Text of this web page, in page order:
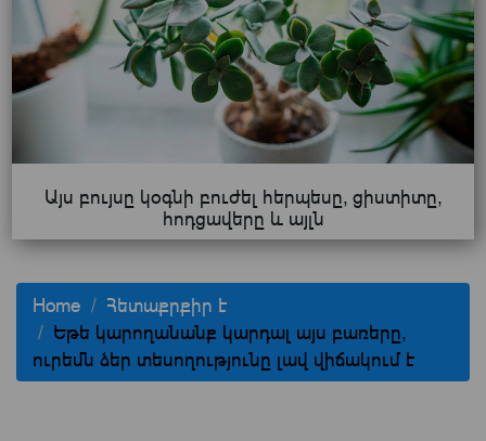
Այս բույսը կօգնի բուժել հերպեսը, ցիստիտը,
հոդցավերը և այլն
Home
Հետաքրքիր է
Եթե կարողանանք կարդալ այս բառերը,
ուրեմն ձեր տեսողությունը լավ վիճակում է